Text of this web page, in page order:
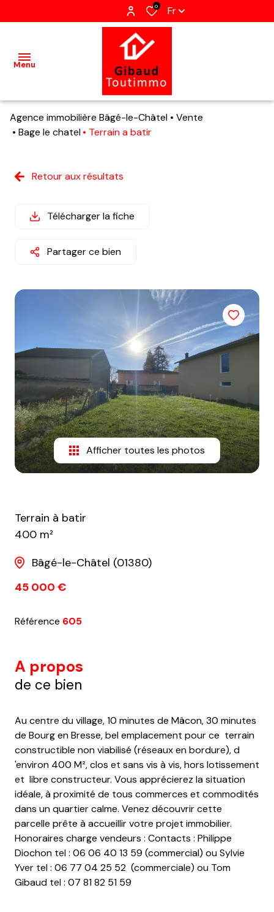
0 Fr
Menu
Accueil
Terrains
Locations
Agence immobilière Bâgé-le-Châtel
Vente
Bage le chatel
Terrain a batir
Retour aux résultats
Télécharger la fiche
Partager ce bien
Afficher toutes les photos
Terrain à batir
400 m²
Bâgé-le-Châtel (01380)
45 000 €
Référence 605
A propos
de ce bien
Au centre du village, 10 minutes de Mâcon, 30 minutes
de Bourg en Bresse, bel emplacement pour ce terrain
constructible non viabilisé (réseaux en bordure), d
'environ 400 M², clos et sans vis à vis, hors lotissement
et libre constructeur. Vous apprécierez la situation
idéale, à proximité de tous commerces et commodités
dans un quartier calme. Venez découvrir cette
parcelle prête à accueillir votre projet immobilier.
Honoraires charge vendeurs : Contacts : Philippe
Diochon tel : 06 06 40 13 59 (commercial) ou Sylvie
Yver tel : 06 77 04 25 52 (commerciale) ou Tom
Gibaud tel : 07 81 82 51 59